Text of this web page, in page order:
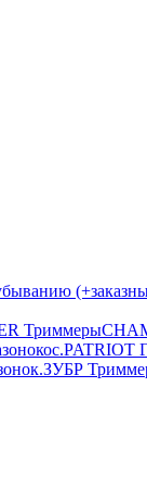
Триммеры
PATRIOT
ЗУБР